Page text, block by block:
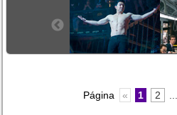
Página « 1 2